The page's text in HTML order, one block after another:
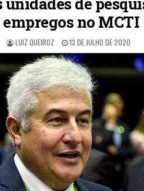
empregos no MCTI
LUIZ QUEIROZ 13 DE JULHO DE 2020